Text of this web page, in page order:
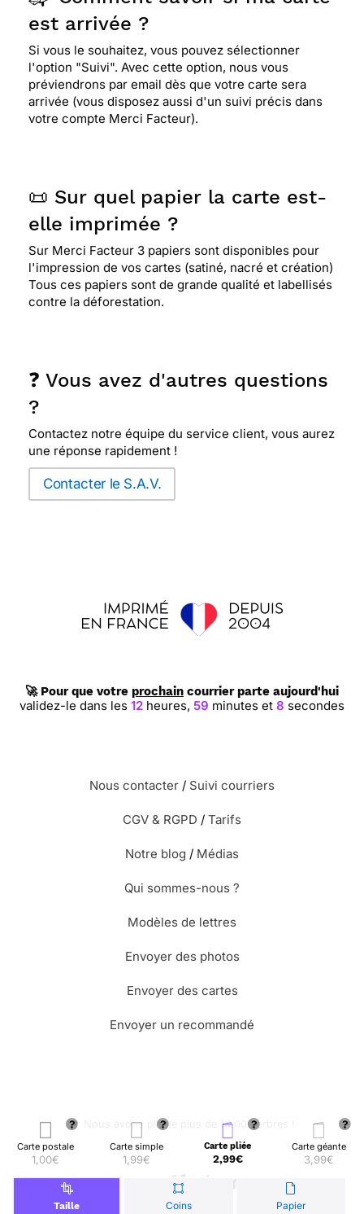
Carte postale
1,00€
Carte simple
1,99€
Carte pliée
2,99€
Carte géante
3,99€
Taille Coins Papier
est arrivée ?
Si vous le souhaitez, vous pouvez sélectionner
l'option "Suivi". Avec cette option, nous vous
préviendrons par email dès que votre carte sera
arrivée (vous disposez aussi d'un suivi précis dans
votre compte Merci Facteur).
📜 Sur quel papier la carte est-
elle imprimée ?
Sur Merci Facteur 3 papiers sont disponibles pour
l'impression de vos cartes (satiné, nacré et création)
Tous ces papiers sont de grande qualité et labellisés
contre la déforestation.
❓ Vous avez d'autres questions
?
Contactez notre équipe du service client, vous aurez
une réponse rapidement !
Contacter le S.A.V.
🚀 Pour que votre prochain courrier parte aujourd'hui
validez-le dans les 12 heures, 59 minutes et 8 secondes
Nous contacter / Suivi courriers
CGV & RGPD / Tarifs
Notre blog / Médias
Qui sommes-nous ?
Modèles de lettres
Envoyer des photos
Envoyer des cartes
Envoyer un recommandé
🌳 Nous avons planté plus de 13.000 arbres !
© Merci Facteur